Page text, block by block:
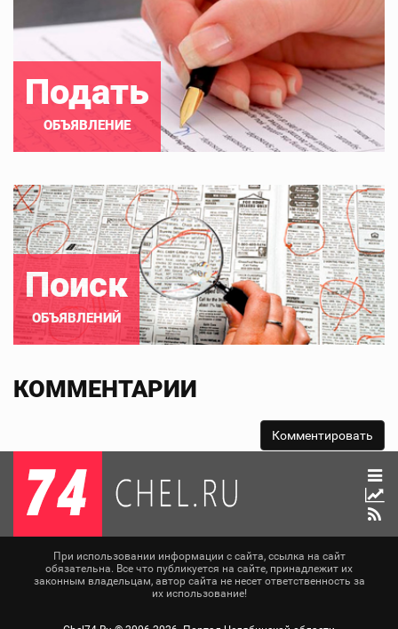
Подать
ОБЪЯВЛЕНИЕ
Поиск
ОБЪЯВЛЕНИЙ
КОММЕНТАРИИ
При использовании информации с сайта, ссылка на сайт
обязательна. Все что публикуется на сайте, принадлежит их
законным владельцам, автор сайта не несет ответственность за
их использование!